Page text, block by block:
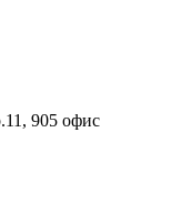
​905 офис